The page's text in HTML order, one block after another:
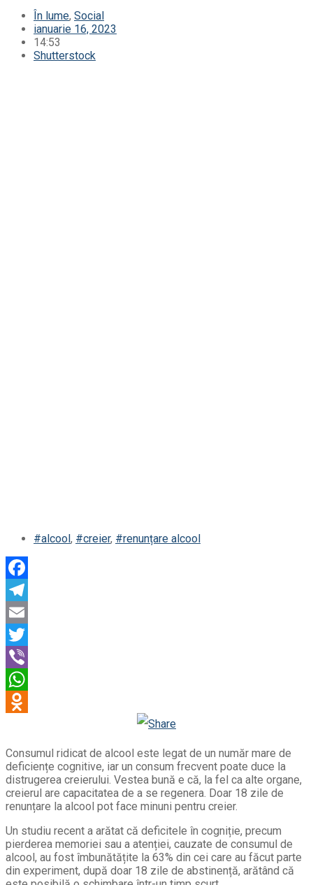
În lume, Social
ianuarie 16, 2023
14:53
Shutterstock
#alcool, #creier, #renunțare alcool
Odnoklassniki
Consumul ridicat de alcool este legat de un număr mare de
deficiențe cognitive, iar un consum frecvent poate duce la
distrugerea creierului. Vestea bună e că, la fel ca alte organe,
creierul are capacitatea de a se regenera. Doar 18 zile de
renunțare la alcool pot face minuni pentru creier.
Un studiu recent a arătat că deficitele în cogniție, precum
pierderea memoriei sau a atenției, cauzate de consumul de
alcool, au fost îmbunătățite la 63% din cei care au făcut parte
din experiment, după doar 18 zile de abstinență, arătând că